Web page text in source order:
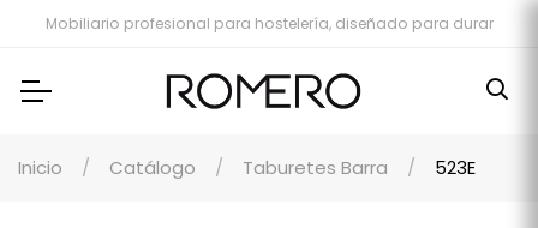
Mobiliario profesional para hostelería, diseñado para durar
Inicio Catálogo Taburetes Barra 523E